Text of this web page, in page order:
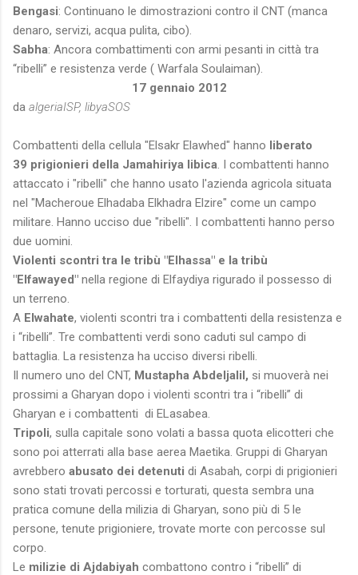
Bengasi: Continuano le dimostrazioni contro il CNT (manca
denaro, servizi, acqua pulita, cibo).
Sabha: Ancora combattimenti con armi pesanti in città tra
“ribelli” e resistenza verde ( Warfala Soulaiman).
17 gennaio 2012
da algeriaISP, libyaSOS
Combattenti della cellula "Elsakr Elawhed" hanno liberato
39 prigionieri della Jamahiriya libica . I combattenti hanno
attaccato i "ribelli" che hanno usato l'azienda agricola situata
nel "Macheroue Elhadaba Elkhadra Elzire" come un campo
militare. Hanno ucciso due "ribelli". I combattenti hanno perso
due uomini.
Violenti scontri tra le tribù "Elhassa" e la tribù
"Elfawayed" nella regione di Elfaydiya rigurado il possesso di
un terreno.
A Elwahate, violenti scontri tra i combattenti della resistenza e
i “ribelli”. Tre combattenti verdi sono caduti sul campo di
battaglia. La resistenza ha ucciso diversi ribelli.
Il numero uno del CNT, Mustapha Abdeljalil, si muoverà nei
prossimi a Gharyan dopo i violenti scontri tra i “ribelli” di
Gharyan e i combattenti di ELasabea.
Tripoli, sulla capitale sono volati a bassa quota elicotteri che
sono poi atterrati alla base aerea Maetika. Gruppi di Gharyan
avrebbero abusato dei detenuti di Asabah, corpi di prigionieri
sono stati trovati percossi e torturati, questa sembra una
pratica comune della milizia di Gharyan, sono più di 5 le
persone, tenute prigioniere, trovate morte con percosse sul
corpo.
Le milizie di Ajdabiyah combattono contro i “ribelli” di